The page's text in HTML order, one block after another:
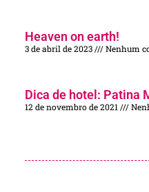
Heaven on earth!
3 de abril de 2023 Nenhum
Dica de hotel: Patina
12 de novembro de 2021